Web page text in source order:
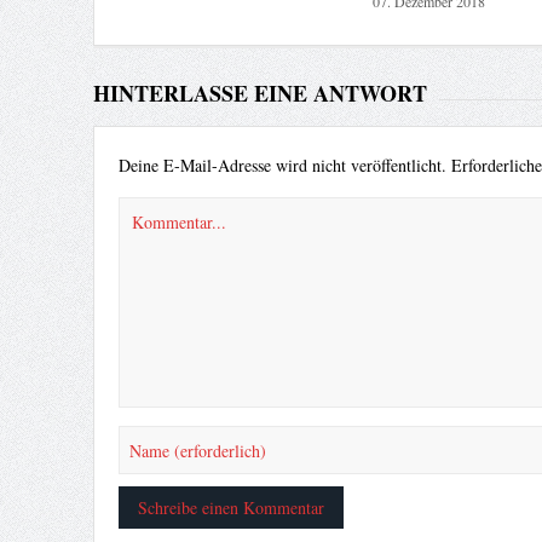
HINTERLASSE EINE ANTWORT
Deine E-Mail-Adresse wird nicht veröffentlicht.